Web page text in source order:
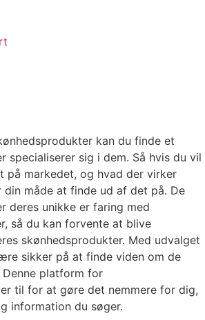
kan du finde et
specialiserer sig i dem. Så hvis du vil
på markedet, og hvad der virker
din måde at finde ud af det på. De
deres unikke er faring med
så du kan forvente at blive
skønhedsprodukter. Med udvalget
sikker på at finde viden om de
platform for
til for at gøre det nemmere for dig,
information du søger.